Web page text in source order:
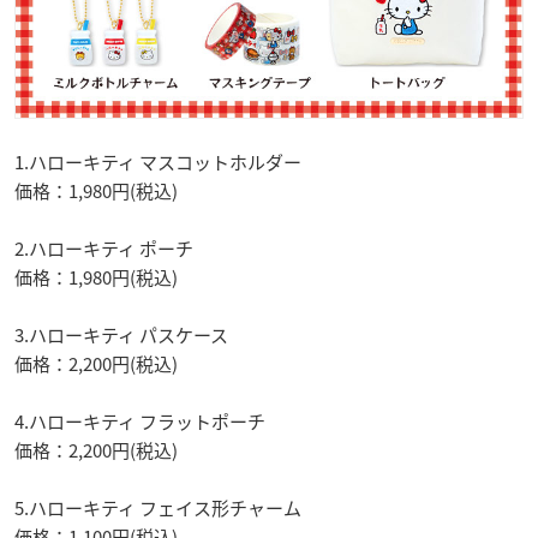
1.ハローキティ マスコットホルダー
価格：1,980円(税込)
2.ハローキティ ポーチ
価格：1,980円(税込)
3.ハローキティ パスケース
価格：2,200円(税込)
4.ハローキティ フラットポーチ
価格：2,200円(税込)
5.ハローキティ フェイス形チャーム